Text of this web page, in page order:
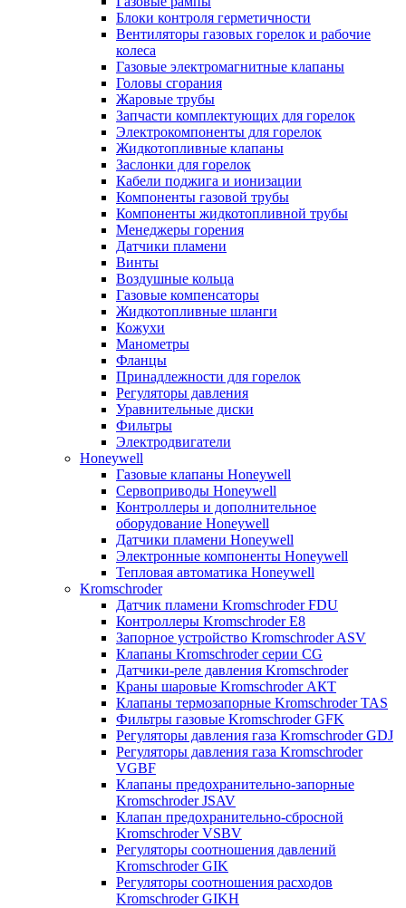
Блоки контроля герметичности
Вентиляторы газовых горелок и рабочие
колеса
Газовые электромагнитные клапаны
Головы сгорания
Жаровые трубы
Запчасти комплектующих для горелок
Электрокомпоненты для горелок
Жидкотопливные клапаны
Заслонки для горелок
Кабели поджига и ионизации
Компоненты газовой трубы
Компоненты жидкотопливной трубы
Менеджеры горения
Датчики пламени
Винты
Воздушные кольца
Газовые компенсаторы
Жидкотопливные шланги
Кожухи
Манометры
Фланцы
Принадлежности для горелок
Регуляторы давления
Уравнительные диски
Фильтры
Электродвигатели
Honeywell
Газовые клапаны Honeywell
Сервоприводы Honeywell
Контроллеры и дополнительное
оборудование Honeywell
Датчики пламени Honeywell
Электронные компоненты Honeywell
Тепловая автоматика Honeywell
Kromschroder
Датчик пламени Kromschroder FDU
Контроллеры Kromschroder E8
Запорное устройство Kromschroder ASV
Клапаны Kromschroder серии CG
Датчики-реле давления Kromschroder
Краны шаровые Kromschroder АКТ
Клапаны термозапорные Kromschroder TAS
Фильтры газовые Kromschroder GFK
Регуляторы давления газа Kromschroder GDJ
Регуляторы давления газа Kromschroder
VGBF
Клапаны предохранительно-запорные
Kromschroder JSAV
Клапан предохранительно-сбросной
Kromschroder VSBV
Регуляторы соотношения давлений
Kromschroder GIK
Регуляторы соотношения расходов
Kromschroder GIKH